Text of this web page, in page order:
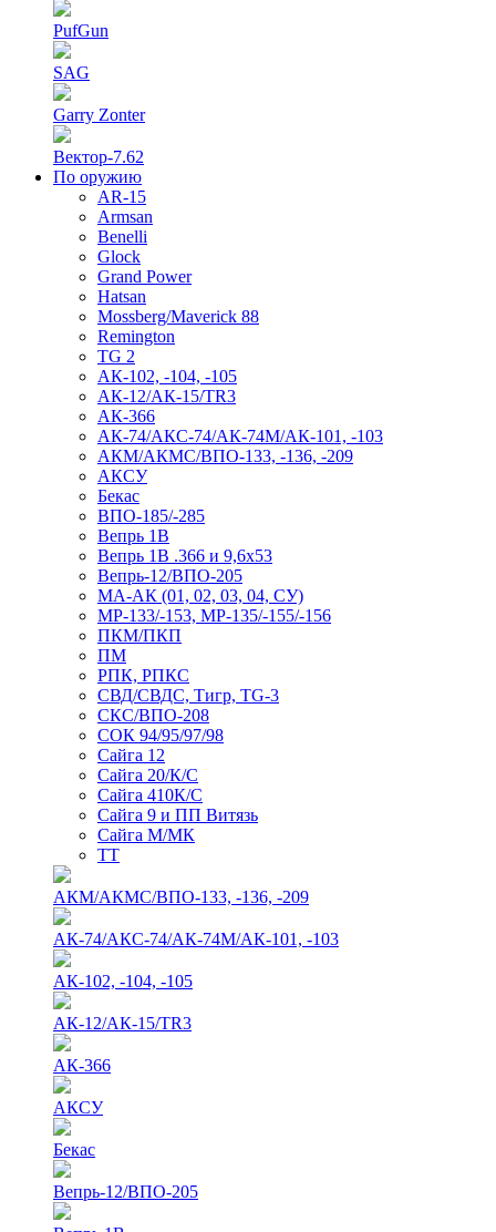
PufGun
SAG
Garry Zonter
Вектор-7.62
По оружию
AR-15
Armsan
Benelli
Glock
Grand Power
Hatsan
Mossberg/Maverick 88
Remington
TG 2
АК-102, -104, -105
АК-12/АК-15/TR3
АК-366
АК-74/АКС-74/АК-74М/АК-101, -103
АКМ/АКМС/ВПО-133, -136, -209
АКСУ
Бекас
ВПО-185/-285
Вепрь 1В
Вепрь 1В .366 и 9,6х53
Вепрь-12/ВПО-205
МА-АК (01, 02, 03, 04, СУ)
МР-133/-153, МР-135/-155/-156
ПКМ/ПКП
ПМ
РПК, РПКС
СВД/СВДС, Тигр, TG-3
СКС/ВПО-208
СОК 94/95/97/98
Сайга 12
Сайга 20/К/С
Сайга 410К/С
Сайга 9 и ПП Витязь
Сайга М/МК
ТТ
АКМ/АКМС/ВПО-133, -136, -209
АК-74/АКС-74/АК-74М/АК-101, -103
АК-102, -104, -105
АК-12/АК-15/TR3
АК-366
АКСУ
Бекас
Вепрь-12/ВПО-205